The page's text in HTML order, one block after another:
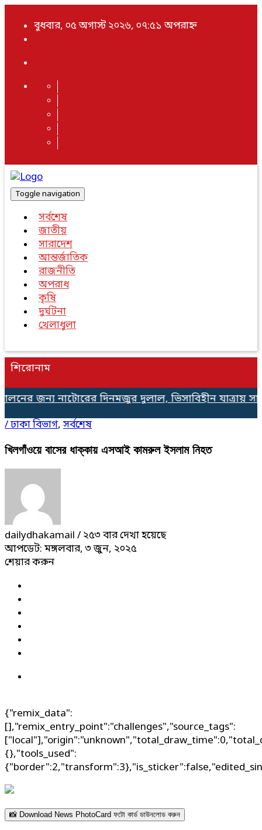
বুধবার, ০৫ অগাস্ট ২০২৬, ০৭:৫১ অপরাহ্ন
Toggle navigation
সর্বশেষ
জাতীয়
সারাদেশ
আন্তর্জাতিক
রাজনীতি
অপরাধ
কৃষি
দুর্ঘটনা
খেলাধুলা
শিরোনাম
জন্য নাটোরের দিনমজুর দুলাল, ভিসাবিহীন যাত্রায়
/ঢাকা বিভাগ, সর্বশেষ
খিলগাঁওয়ে বাসের ধাক্কায় এসআই কামরুল ইসলাম নিহত
dailydhakamail / ২৫৩ বার দেখা হয়েছে
আপডেট: মঙ্গলবার, ৩ জুন, ২০২৫
শেয়ার করুন
{"remix_data":
[],"remix_entry_point":"challenges","source_tags":
{},"tools_used":
📸 Download News PhotoCard ফটো কার্ড ডাউনলোড করুন